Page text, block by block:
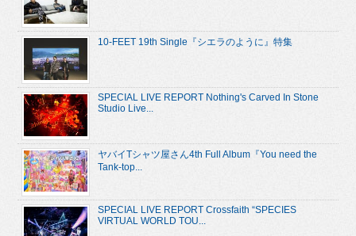
10-FEET 19th Single『シエラのように』特集
SPECIAL LIVE REPORT Nothing's Carved In Stone
Studio Live...
ヤバイTシャツ屋さん4th Full Album『You need the
Tank-top...
SPECIAL LIVE REPORT Crossfaith “SPECIES
VIRTUAL WORLD TOU...